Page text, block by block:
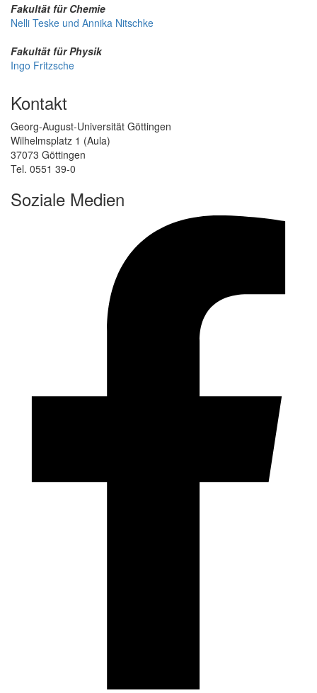
Fakultät für Chemie
Nelli Teske und Annika Nitschke
Fakultät für Physik
Ingo Fritzsche
Kontakt
Georg-August-Universität Göttingen
Wilhelmsplatz 1 (Aula)
37073 Göttingen
Tel. 0551 39-0
Soziale Medien